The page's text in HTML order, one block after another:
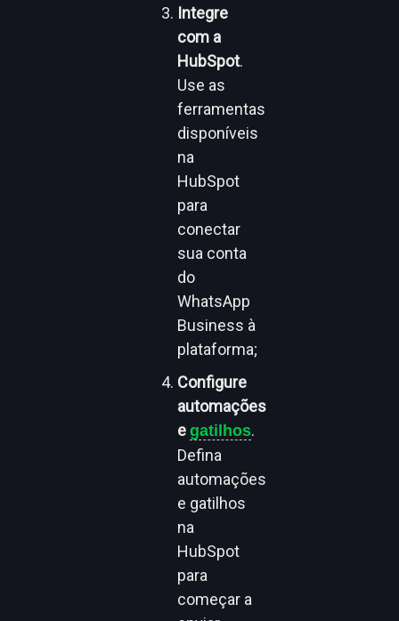
Integre
com a
HubSpot.
Use as
ferramentas
disponíveis
na
HubSpot
para
conectar
sua conta
do
WhatsApp
Business à
plataforma;
Configure
automações
egatilhos.
Defina
automações
e gatilhos
na
HubSpot
para
começar a